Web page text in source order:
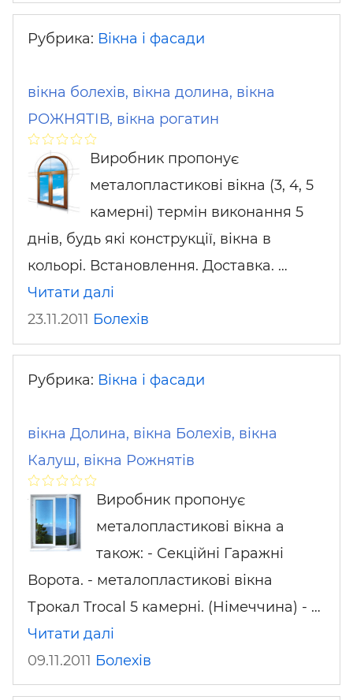
Рубрика: Вікна і фасади
вікна болехів, вікна долина, вікна
РОЖНЯТІВ, вікна рогатин
Виробник пропонує
металопластикові вікна (3, 4, 5
камерні) термін виконання 5
днів, будь які конструкції, вікна в
кольорі. Встановлення. Доставка. …
Читати далі
23.11.2011 Болехів
Рубрика: Вікна і фасади
вікна Долина, вікна Болехів, вікна
Калуш, вікна Рожнятів
Виробник пропонує
металопластикові вікна а
також: - Секційні Гаражні
Ворота. - металопластикові вікна
Трокал Trocal 5 камерні. (Німеччина) - …
Читати далі
09.11.2011 Болехів